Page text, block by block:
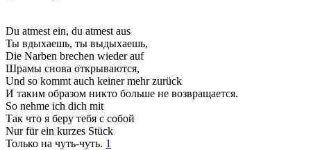
Du atmest ein, du atmest aus
Ты вдыхаешь, ты выдыхаешь,
Die Narben brechen wieder auf
Шрамы снова открываются,
Und so kommt auch keiner mehr zurück
И таким образом никто больше не возвращается.
So nehme ich dich mit
Так что я беру тебя с собой
Nur für ein kurzes Stück
Только на чуть-чуть. 1